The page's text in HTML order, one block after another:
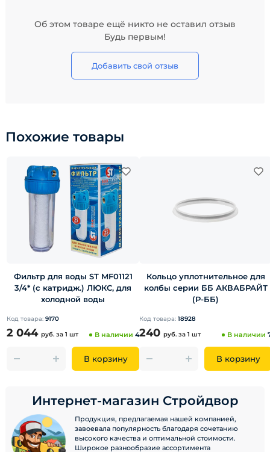
Об этом товаре ещё никто не оставил отзыв
Будь первым!
Добавить свой отзыв
Похожие товары
Фильтр для воды ST MF01121
3/4* (с катридж.) ЛЮКС, для
холодной воды
Код товара: 9170
2 044 руб. за 1 шт В наличии 4
В корзину
Кольцо уплотнительное для
колбы серии ББ АКВАБРАЙТ
(Р-ББ)
Код товара: 18928
240 руб. за 1 шт В наличии
В корзину
Интернет-магазин Стройдвор
Продукция, предлагаемая нашей компанией,
завоевала популярность благодаря сочетанию
высокого качества и оптимальной стоимости.
Широкое разнообразие ассортимента